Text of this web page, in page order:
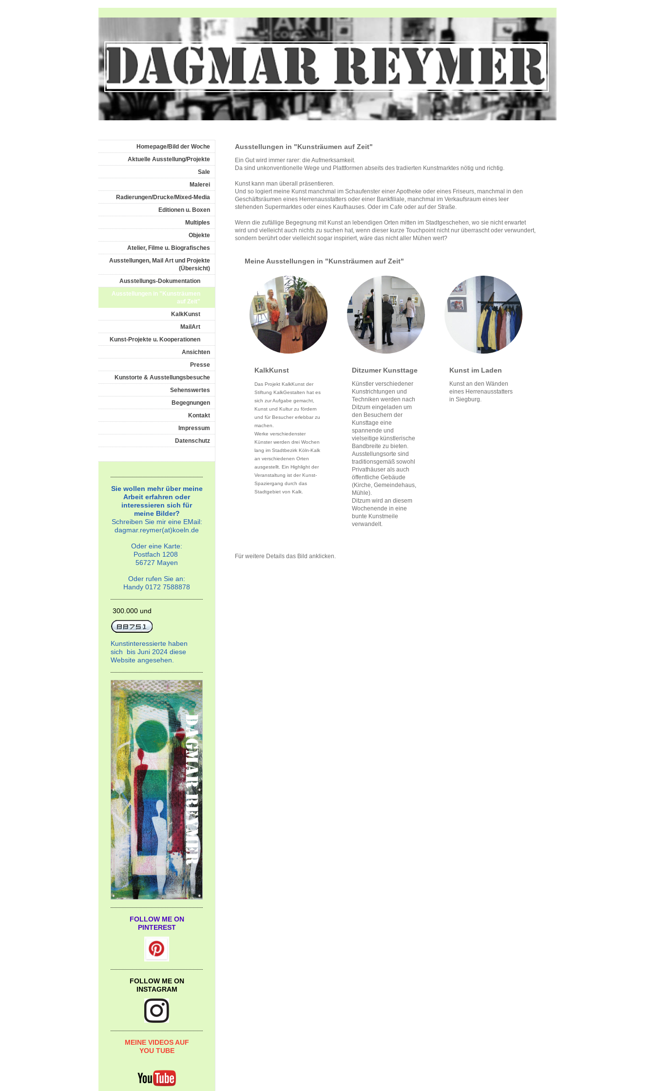
Ausstellungen in "Kunsträumen auf Zeit"
Ein Gut wird immer rarer: die Aufmerksamkeit.
Da sind unkonventionelle Wege und Plattformen abseits des tradierten Kunstmarktes nötig und richtig.
Kunst kann man überall präsentieren.
Und so logiert meine Kunst manchmal im Schaufenster einer Apotheke oder eines Friseurs, manchmal in den
Geschäftsräumen eines Herrenausstatters oder einer Bankfiliale, manchmal im Verkaufsraum eines leer
stehenden Supermarktes oder eines Kaufhauses. Oder im Cafe oder auf der Straße.
Wenn die zufällige Begegnung mit Kunst an lebendigen Orten mitten im Stadtgeschehen, wo sie nicht erwartet
wird und vielleicht auch nichts zu suchen hat, wenn dieser kurze Touchpoint nicht nur überrascht oder verwundert,
sondern berührt oder vielleicht sogar inspiriert, wäre das nicht aller Mühen wert?
Meine Ausstellungen in "Kunsträumen auf Zeit"
KalkKunst
Das Projekt KalkKunst der
Stiftung KalkGestalten hat es
sich zur Aufgabe gemacht,
Kunst und Kultur zu fördern
und für Besucher erlebbar zu
machen.
Werke verschiedenster
Künster werden drei Wochen
lang im Stadtbezirk Köln-Kalk
an verschiedenen Orten
ausgestellt. Ein Highlight der
Veranstaltung ist der Kunst-
Spaziergang durch das
Stadtgebiet von Kalk.
Ditzumer Kunsttage
Künstler verschiedener
Kunstrichtungen und
Techniken werden nach
Ditzum eingeladen um
den Besuchern der
Kunsttage eine
spannende und
vielseitige künstlerische
Bandbreite zu bieten.
Ausstellungsorte sind
traditionsgemäß sowohl
Privathäuser als auch
öffentliche Gebäude
(Kirche, Gemeindehaus,
Mühle).
Ditzum wird an diesem
Wochenende in eine
bunte Kunstmeile
verwandelt.
Kunst im Laden
Kunst an den Wänden
eines Herrenausstatters
in Siegburg.
Für weitere Details das Bild anklicken.
Homepage/Bild der Woche
Aktuelle Ausstellung/Projekte
Sale
Malerei
Radierungen/Drucke/Mixed-Media
Editionen u. Boxen
Multiples
Objekte
Atelier, Filme u. Biografisches
Ausstellungen, Mail Art und Projekte
(Übersicht)
Ausstellungs-Dokumentation
Ausstellungen in "Kunsträumen
auf Zeit"
KalkKunst
MailArt
Kunst-Projekte u. Kooperationen
Ansichten
Presse
Kunstorte & Ausstellungsbesuche
Sehenswertes
Begegnungen
Kontakt
Impressum
Datenschutz
Sie wollen mehr über meine
Arbeit erfahren oder
interessieren sich für
meine Bilder?
Schreiben Sie mir eine EMail:
dagmar.reymer(at)koeln.de
Oder eine Karte:
Postfach 1208
56727 Mayen
Oder rufen Sie an:
Handy 0172 7588878
300.000 und
Kunstinteressierte haben
sich bis Juni 2024 diese
Website angesehen.
FOLLOW ME ON
PINTEREST
FOLLOW ME ON
INSTAGRAM
MEINE VIDEOS AUF
YOU TUBE